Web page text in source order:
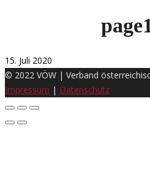
15. Juli 2020
© 2022 VÖW | Verband
Impressum | Datenschutz